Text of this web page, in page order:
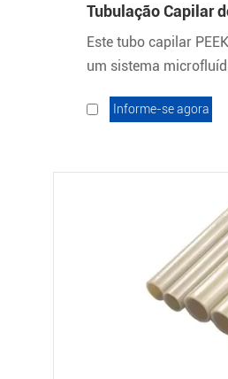
Tubulação Capilar
Este tubo capilar
um sistema
agressivos, mas
Informe-se agora